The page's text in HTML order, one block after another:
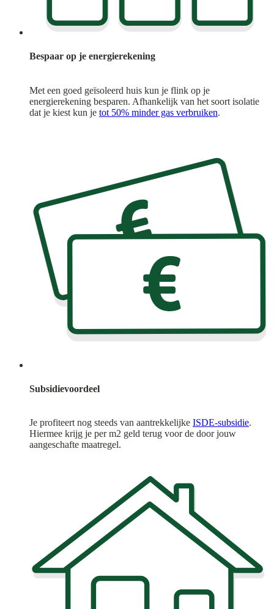
Bespaar op je energierekening
Met een goed geïsoleerd huis kun je flink op je
energierekening besparen. Afhankelijk van het soort isolatie
dat je kiest kun je tot 50% minder gas verbruiken.
Subsidievoordeel
Je profiteert nog steeds van aantrekkelijke ISDE-subsidie.
Hiermee krijg je per m2 geld terug voor de door jouw
aangeschafte maatregel.